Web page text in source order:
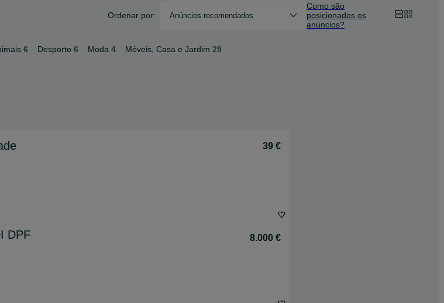
Ordenar por: Anúncios recomendados
Como são
posicionados os
anúncios?
6 Desporto 6 Moda 4 Móveis, Casa e Jardim 29
39 €
DPF
8.000 €